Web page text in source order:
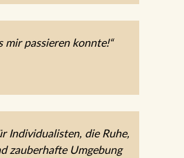
mir passieren konnte!“
Individualisten, die Ruhe,
zauberhafte Umgebung